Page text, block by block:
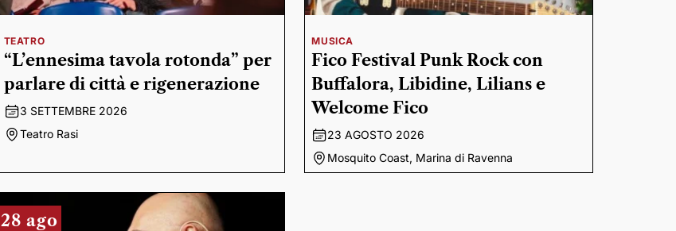
TEATRO
“L’ennesima tavola rotonda” per
parlare di città e rigenerazione
3 SETTEMBRE 2026
Teatro Rasi
MUSICA
Fico Festival Punk Rock con
Buffalora, Libidine, Lilians e
Welcome Fico
23 AGOSTO 2026
Mosquito Coast, Marina di Ravenna
28 ago